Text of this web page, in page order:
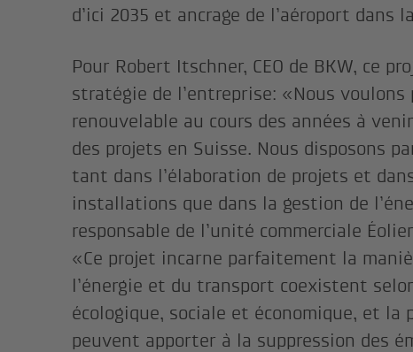
d’ici 2035 et ancrage de l’aéroport dans
Pour Robert Itschner, CEO de BKW, ce
stratégie de l’entreprise: «Nous
renouvelable au cours des années à
des projets en Suisse. Nous disposons
tant dans l’élaboration de projets et
installations que dans la gestion de
responsable de l’unité commerciale
«Ce projet incarne parfaitement la
l’énergie et du transport coexistent
écologique, sociale et économique, et la
peuvent apporter à la suppression des